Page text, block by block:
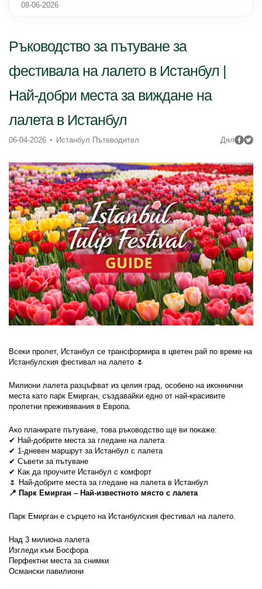
Ръководство за пътуване за
фестивала на лалето в Истанбул |
Най-добри места за виждане на
лалета в Истанбул
06-04-2026 Истанбул Пътеводител Дял
Всеки пролет, Истанбул се трансформира в цветен рай по време на
Истанбулския фестивал на лалето 🌷
Милиони лалета разцъфват из целия град, особено на иконнични
места като парк Емирган, създавайки едно от най-красивите
пролетни преживявания в Европа.
Ако планирате пътуване, това ръководство ще ви покаже:
✔ Най-добрите места за гледане на лалета
✔ 1-дневен маршрут за Истанбул с лалета
✔ Съвети за пътуване
✔ Как да проучите Истанбул с комфорт
🌷 Най-добрите места за гледане на лалета в Истанбул
📍 Парк Емирган – Най-известното място с лалета
Парк Емирган е сърцето на Истанбулския фестивал на лалето.
Над 3 милиона лалета
Изгледи към Босфора
Перфектни места за снимки
Османски павилиони
08-06-2026